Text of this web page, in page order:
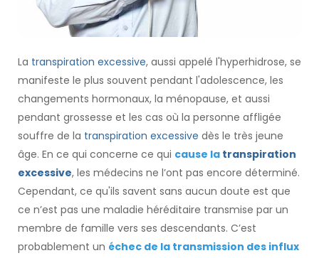
La transpiration excessive, aussi appelé l'hyperhidrose, se
manifeste le plus souvent pendant l'adolescence, les
changements hormonaux, la ménopause, et aussi
pendant grossesse et les cas où la personne affligée
souffre de la transpiration excessive dès le très jeune
âge. En ce qui concerne ce qui cause la transpiration
excessive, les médecins ne l’ont pas encore déterminé.
Cependant, ce qu'ils savent sans aucun doute est que
ce n’est pas une maladie héréditaire transmise par un
membre de famille vers ses descendants. C’est
probablement un échec de la transmission des influx